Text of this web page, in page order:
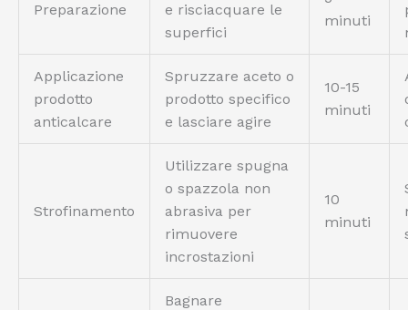
Preparazione
e risciacquare le
superfici
minuti
Applicazione
prodotto
anticalcare
Spruzzare aceto o
prodotto specifico
e lasciare agire
10-15
minuti
Strofinamento
Utilizzare spugna
o spazzola non
abrasiva per
rimuovere
incrostazioni
10
minuti
Bagnare